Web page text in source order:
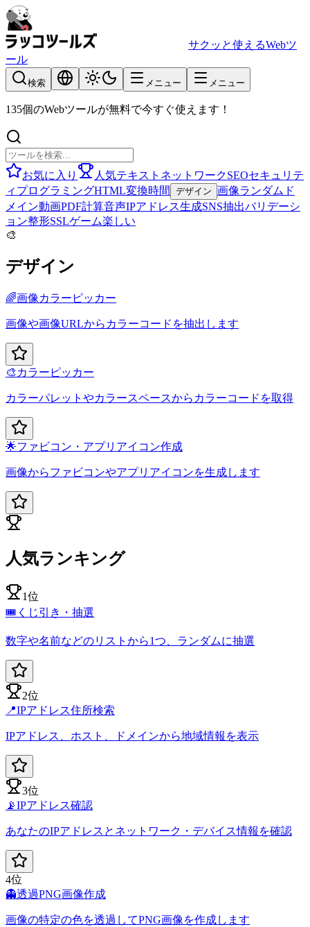
サクッと使えるWebツ
ール
検索 メニュー メニュー
135個のWebツールが無料で今すぐ使えます！
お気に入り 人気テキスト ネットワークSEOセキュリテ
ィ プログラミングHTML変換時間 デザイン 画像ランダム ド
メイン動画PDF計算音声IPアドレス生成SNS抽出バリデーシ
ョン整形SSLゲーム楽しい
🎨
デザイン
🌈画像カラーピッカー
画像や画像URLからカラーコードを抽出します
🎨 カラーピッカー
カラーパレットやカラースペースからカラーコードを取得
🌟ファビコン・アプリアイコン作成
画像からファビコンやアプリアイコンを生成します
人気ランキング
1位
🎟️ くじ引き・抽選
数字や名前などのリストから1つ、ランダムに抽選
2位
📍IPアドレス住所検索
IPアドレス、ホスト、ドメインから地域情報を表示
3位
📡IPアドレス確認
あなたのIPアドレスとネットワーク・デバイス情報を確認
4位
👻透過PNG画像作成
画像の特定の色を透過してPNG画像を作成します